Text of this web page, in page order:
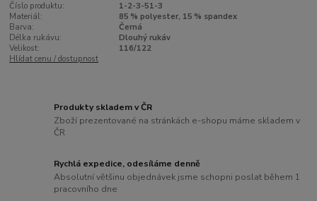
Číslo produktu:
1-2-3-51-3
Materiál:
85 % polyester, 15 % spandex
Barva:
Černá
Délka rukávu:
Dlouhý rukáv
Velikost:
116/122
Hlídat cenu / dostupnost
Produkty skladem v ČR
Zboží prezentované na stránkách e-shopu máme skladem v
ČR
Rychlá expedice, odesíláme denně
Absolutní většinu objednávek jsme schopni poslat během 1
pracovního dne